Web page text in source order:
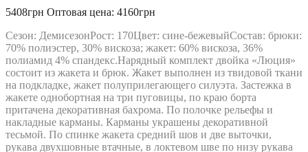
5408грн Оптовая цена: 4160грн
Сезон: ДемисезонРост: 170Цвет: сине-бежевыйСостав: брюки:
70% полиэстер, 30% вискоза; жакет: 60% вискоза, 36%
полиамид 4% спандекс.Нарядный комплект двойка «Люция»
состоит из жакета и брюк. Жакет выполнен из твидовой ткани
на подкладке, жакет полуприлегающего силуэта. Застежка в
жакете однобортная на три пуговицы, по краю борта
притачена декоративная бахрома. По полочке рельефы и
накладные карманы. Карманы украшены декоративной
тесьмой. По спинке жакета средний шов и две выточки,
рукава двухшовные втачные, в локтевом шве по низу рукава